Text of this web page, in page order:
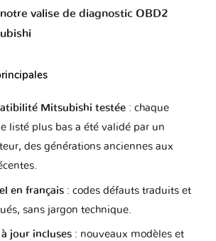
VI
VII
VIII
X FE
valise de diagnostic OBD2
Mitsubishi testée: chaque
listé plus bas a été validé par un
des générations anciennes aux
en français: codes défauts traduits et
sans jargon technique.
jour incluses: nouveaux modèles et